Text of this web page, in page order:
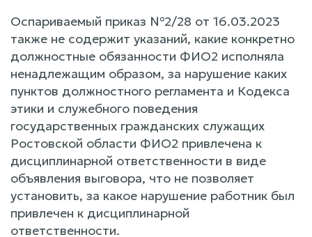
Оспариваемый приказ №2/28 от 16.03.2023
также не содержит указаний, какие конкретно
должностные обязанности ФИО2 исполняла
ненадлежащим образом, за нарушение каких
пунктов должностного регламента и Кодекса
этики и служебного поведения
государственных гражданских служащих
Ростовской области ФИО2 привлечена к
дисциплинарной ответственности в виде
объявления выговора, что не позволяет
установить, за какое нарушение работник был
привлечен к дисциплинарной
ответственности.